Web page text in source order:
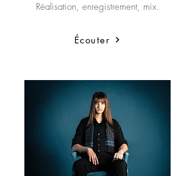
Réalisation, enregistrement, mix.
Écouter